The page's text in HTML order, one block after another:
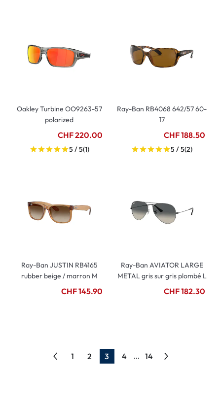
Oakley Turbine OO9263-57
polarized
CHF 220.00
5 / 5(1)
Ray-Ban RB4068 642/57 60-
17
CHF 188.50
5 / 5(2)
Ray-Ban JUSTIN RB4165
rubber beige / marron M
CHF 145.90
Ray-Ban AVIATOR LARGE
METAL gris sur gris plombé L
CHF 182.30
1 2 3 4 ... 14